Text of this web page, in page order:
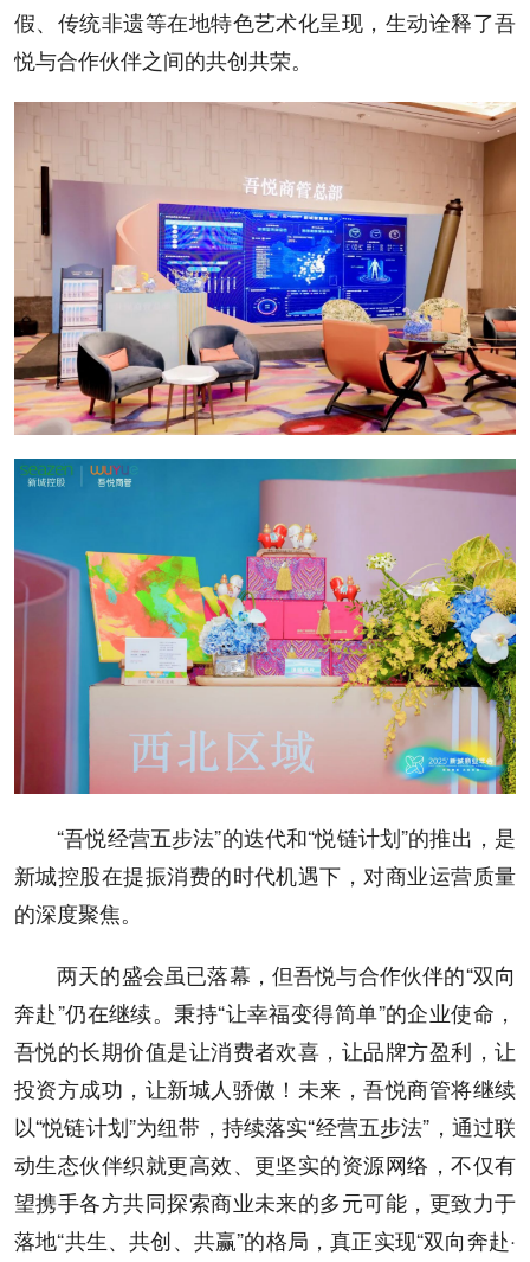
假、传统非遗等在地特色艺术化呈现，生动诠释了吾
悦与合作伙伴之间的共创共荣。
“吾悦经营五步法”的迭代和“悦链计划”的推出，是
新城控股在提振消费的时代机遇下，对商业运营质量
的深度聚焦。
两天的盛会虽已落幕，但吾悦与合作伙伴的“双向
奔赴”仍在继续。秉持“让幸福变得简单”的企业使命，
吾悦的长期价值是让消费者欢喜，让品牌方盈利，让
投资方成功，让新城人骄傲！未来，吾悦商管将继续
以“悦链计划”为纽带，持续落实“经营五步法”，通过联
动生态伙伴织就更高效、更坚实的资源网络，不仅有
望携手各方共同探索商业未来的多元可能，更致力于
落地“共生、共创、共赢”的格局，真正实现“双向奔赴·